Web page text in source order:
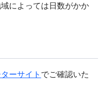
域によっては日数がかか
ーサイト でご確認いた